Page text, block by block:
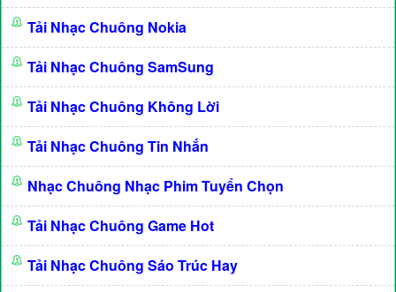
Tải Nhạc Chuông Nokia
Tải Nhạc Chuông SamSung
Tải Nhạc Chuông Không Lời
Tải Nhạc Chuông Tin Nhắn
Nhạc Chuông Nhạc Phim Tuyển Chọn
Tải Nhạc Chuông Game Hot
Tải Nhạc Chuông Sáo Trúc Hay